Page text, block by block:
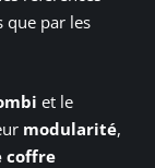
que par les
et le
modularité,
coffre